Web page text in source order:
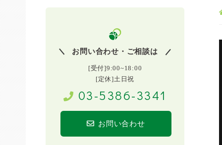
お問い合わせ・ご相談は
[受付]9:00~18:00
[定休]土日祝
03-5386-3341
お問い合わせ